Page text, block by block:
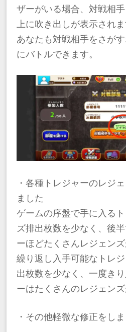
ザーがいる場合、対戦相
上に吹き出しが表示されま
あなたも対戦相手をさが
にバトルできます。
・各種トレジャーのレジ
ました
ゲームの序盤で手に入る
ズ排出枚数を少なく、後
ーほどたくさんレジェンズ
繰り返し入手可能なトレ
出枚数を少なく、一度き
ーはたくさんのレジェンズ
・その他軽微な修正をし